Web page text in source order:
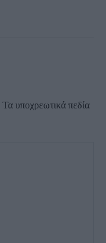
Τα υποχρεωτικά πεδία